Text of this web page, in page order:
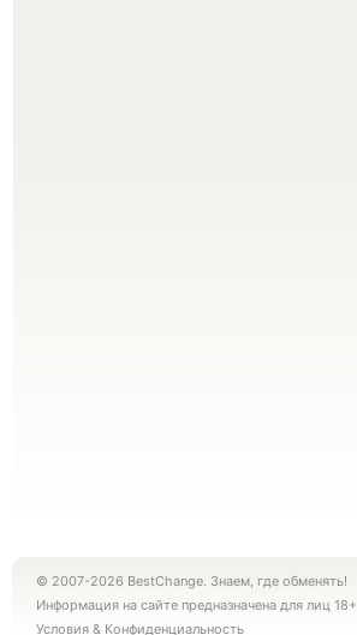
© 2007-2026 BestChange. Знаем, где обменять!
Информация на сайте предназначена для лиц 18+
Условия & Конфиденциальность